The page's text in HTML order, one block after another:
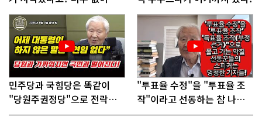
인다"
민주당과 국힘당은 똑같이
"당원주권정당"으로 전락했
다!
"투표율 수정"을 "투표율 조
작"이라고 선동하는 참 나쁜
사람들!